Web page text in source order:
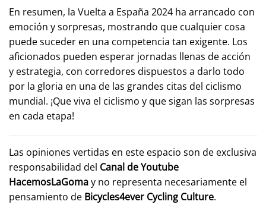
En resumen, la Vuelta a España 2024 ha arrancado con
emoción y sorpresas, mostrando que cualquier cosa
puede suceder en una competencia tan exigente. Los
aficionados pueden esperar jornadas llenas de acción
y estrategia, con corredores dispuestos a darlo todo
por la gloria en una de las grandes citas del ciclismo
mundial. ¡Que viva el ciclismo y que sigan las sorpresas
en cada etapa!
Las opiniones vertidas en este espacio son de exclusiva
responsabilidad del Canal de Youtube
HacemosLaGomay no representa necesariamente el
pensamiento de Bicycles4ever Cycling Culture.